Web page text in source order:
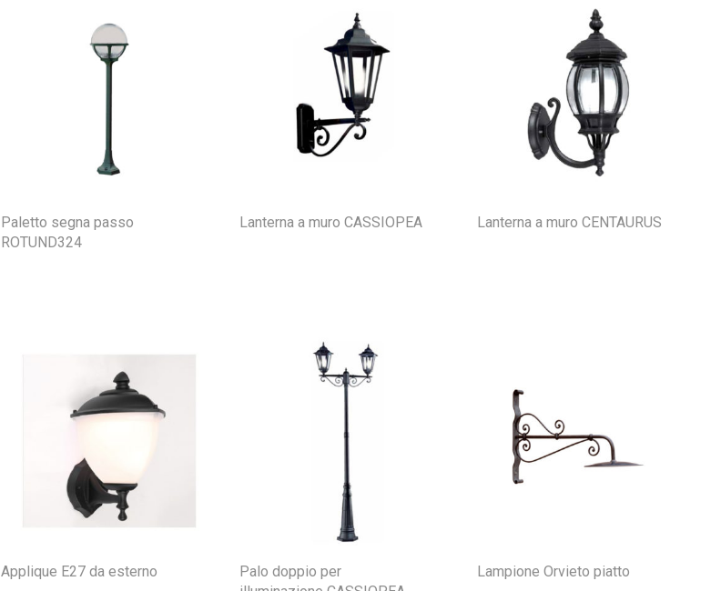
Paletto segna passo
ROTUND324
Lanterna a muro CASSIOPEA Lanterna a muro CENTAURUS
Applique E27 da esterno
Palo doppio per
Lampione Orvieto piatto